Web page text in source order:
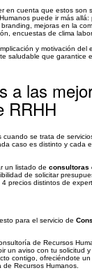
en cuenta que estos son
puede ir más allá:
mejoras en la
encuestas de clima
y motivación del
saludable que garantice
a las
RRHH
cuando se trata de
caso es distinto y cada
un listado de consultoras
de solicitar
precios distintos de
para el servicio de
de Recursos
un aviso con tu solicitud
contigo, ofreciéndote
Recursos Humanos.